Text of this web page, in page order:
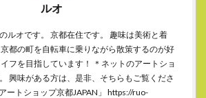
ルオ
ルオです。 京都在住です。 趣味は美術と着
都の町を自転車に乗りながら散策するのが好
フを目指しています！ ＊ネットのアートショ
興味がある方は、是非、そちらもご覧くださ
ートショップ京都JAPAN」 https://ruo-